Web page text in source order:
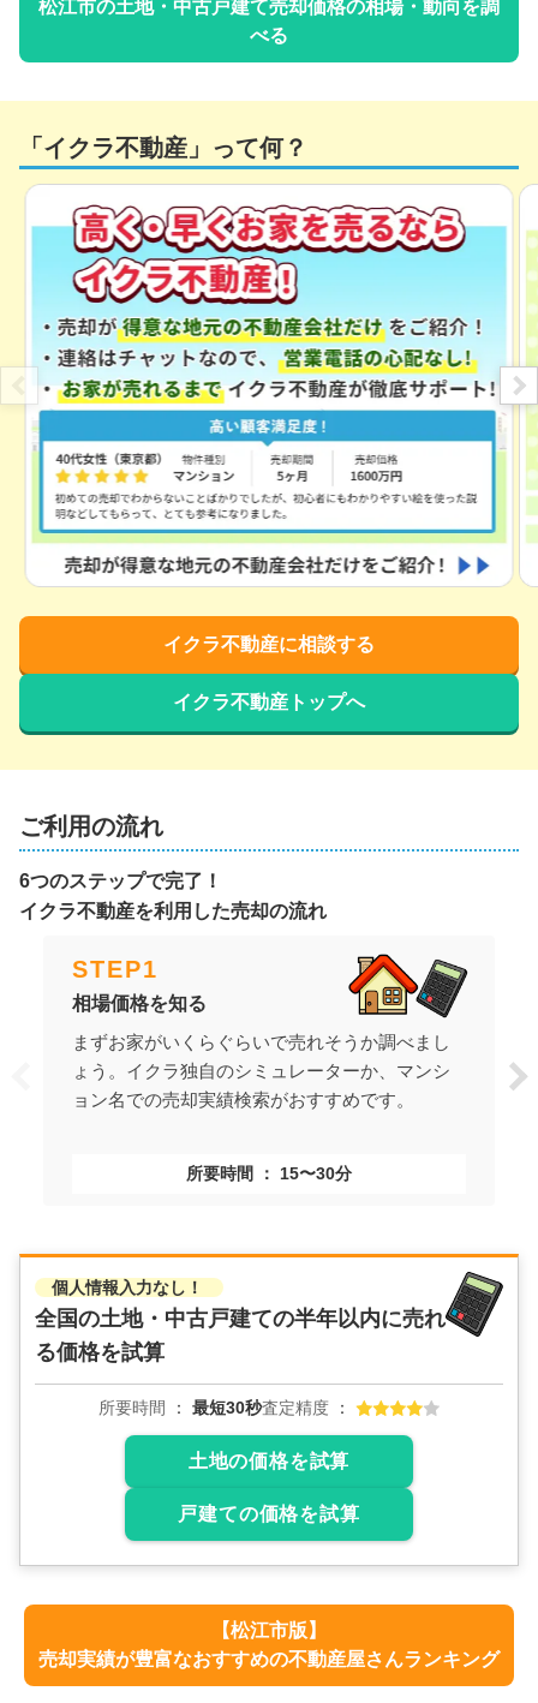
松江市の土地・中古戸建て売却価格の相場・動向を調
べる
「イクラ不動産」って何？
イクラ不動産に相談する
イクラ不動産トップへ
ご利用の流れ
6つのステップで完了！
イクラ不動産を利用した売却の流れ
STEP1
相場価格を知る
まずお家がいくらぐらいで売れそうか調べまし
ょう。イクラ独自のシミュレーターか、マンシ
ョン名での売却実績検索がおすすめです。
所要時間 15〜30分
個人情報入力なし！
全国の土地・中古戸建ての半年以内に売れ
る価格を試算
所要時間 最短30秒査定精度
土地の価格を試算
戸建ての価格を試算
【松江市版】
売却実績が豊富なおすすめの不動産屋さんランキング